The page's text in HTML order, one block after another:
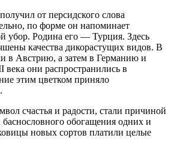
от персидского слова
по форме он напоминает
убор. Родина его — Турция. Здесь
качества дикорастущих видов. В
в Австрию, а затем в Германию и
они распространились в
этим цветком приняло
счастья и радости, стали причиной
обогащения одних и
новых сортов платили целые